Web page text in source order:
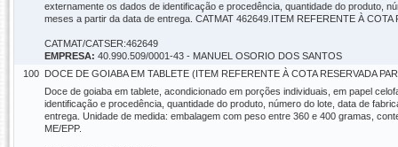
externamente os dados de identificação e procedência, quantidade do produto,
meses a partir da data de entrega. CATMAT 462649.ITEM REFERENTE À COTA
CATMAT/CATSER:462649
EMPRESA: 40.990.509/0001-43 - MANUEL OSORIO DOS SANTOS
100 DOCE DE GOIABA EM TABLETE (ITEM REFERENTE À COTA RESERVADA
Doce de goiaba em tablete, acondicionado em porções individuais, em papel
identificação e procedência, quantidade do produto, número do lote, data de
entrega. Unidade de medida: embalagem com peso entre 360 e 400 gramas,
ME/EPP.